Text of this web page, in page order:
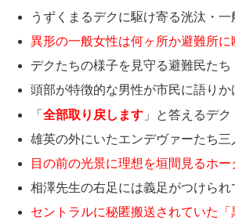
うずくまるデクに駆け寄る洸汰・一
異形の一般女性は何ヶ所か避難所に
デクたちの様子を見守る避難民たち
頭部が特徴的な男性が市民に語りか
「全部取り戻します 」と答えるデク
雄英の外にいたエンデヴァーたち三
目の前の光景に理想を垣間見るホー
相澤先生の右足には義足がつけられ
セントラルに秘匿搬送されていた「